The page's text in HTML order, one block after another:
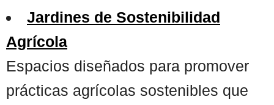
Jardines de Sostenibilidad
Agrícola
Espacios diseñados para promover
prácticas agrícolas sostenibles que